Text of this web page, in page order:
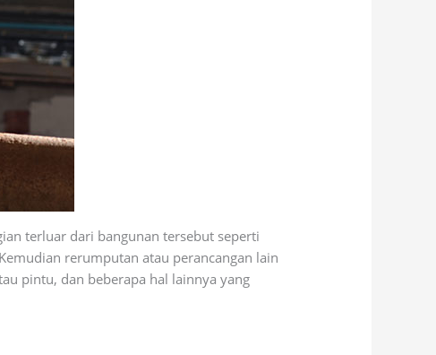
terluar dari bangunan tersebut seperti
rerumputan atau perancangan lain
pintu, dan beberapa hal lainnya yang